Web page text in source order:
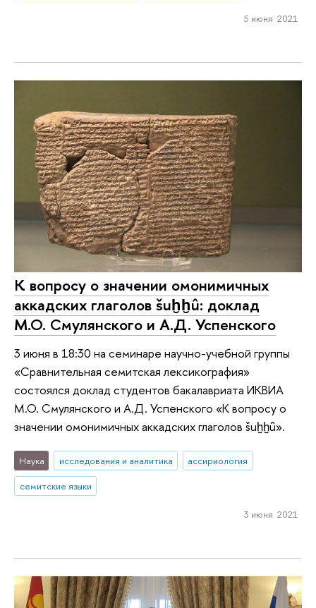
5 июня 2021
К вопросу о значении омонимичных
аккадских глаголов šuḫḫû: доклад
М.О. Смулянского и А.Д. Успенского
3 июня в 18:30 на семинаре научно-учебной группы
«Сравнительная семитская лексикография»
состоялся доклад студентов бакалавриата ИКВИА
М.О. Смулянского и А.Д. Успенского «К вопросу о
значении омонимичных аккадских глаголов šuḫḫû».
Наука исследования и аналитика
ассириология
семитские языки
3 июня 2021